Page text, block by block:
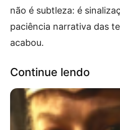
não é subtleza: é
paciência narrativa das
acabou.
Continue lendo